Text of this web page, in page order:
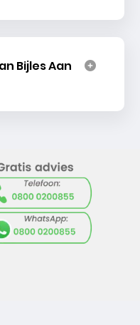
Bijles Aan